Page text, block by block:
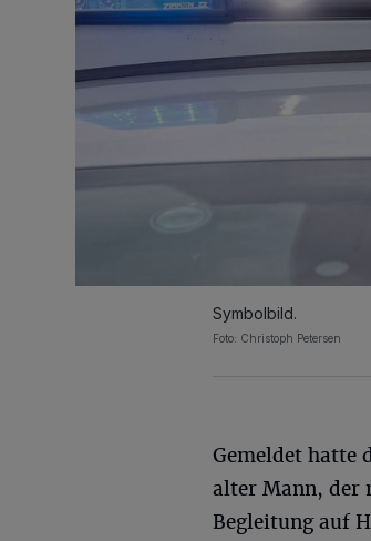
Symbolbild.
Foto: Christoph Petersen
Gemeldet hatte
alter Mann, der
Begleitung auf